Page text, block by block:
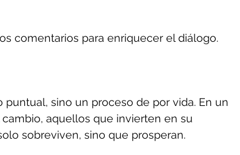
comentarios para enriquecer el diálogo.
sino un proceso de por vida. En un
aquellos que invierten en su
sobreviven, sino que prosperan.